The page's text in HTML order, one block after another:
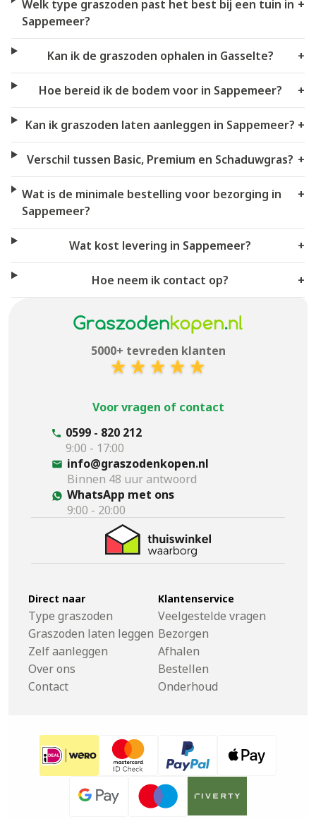
Welk type graszoden past het best bij een tuin in
Sappemeer?
+
Kan ik de graszoden ophalen in Gasselte? +
Hoe bereid ik de bodem voor in Sappemeer? +
Kan ik graszoden laten aanleggen in Sappemeer? +
Verschil tussen Basic, Premium en Schaduwgras? +
Wat is de minimale bestelling voor bezorging in
Sappemeer?
+
Wat kost levering in Sappemeer? +
Hoe neem ik contact op? +
5000+ tevreden klanten
Voor vragen of contact
0599 - 820 212
9:00 - 17:00
info@graszodenkopen.nl
Binnen 48 uur antwoord
WhatsApp met ons
9:00 - 20:00
Direct naar
Type graszoden
Graszoden laten leggen
Zelf aanleggen
Over ons
Contact
Klantenservice
Veelgestelde vragen
Bezorgen
Afhalen
Bestellen
Onderhoud